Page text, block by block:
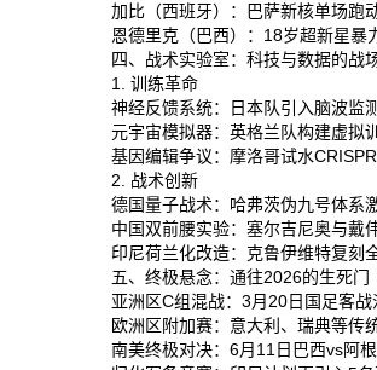
加比‌（西班牙）：巴萨新核单场跑
恩德里克‌（巴西）：18岁超新星暴
四、战术实验室：科技与数据的战
1. 训练革命
神经反馈系统‌：日本队引入脑波监
元宇宙模拟器‌：英格兰队构建虚拟
基因编辑争议‌：摩洛哥试水
2. 战术创新
德国量子战术‌：哈弗茨伪九号体系
中国双前腰实验‌：塞尔吉尼奥与戴
印尼荷兰化改造‌：克鲁伊维特复刻
五、终极悬念：通往2026的生死门
亚洲区C组混战‌：3月20日国足客
欧洲区附加赛‌：意大利、瑞典等传
南美终极对决‌：6月11日巴西vs阿